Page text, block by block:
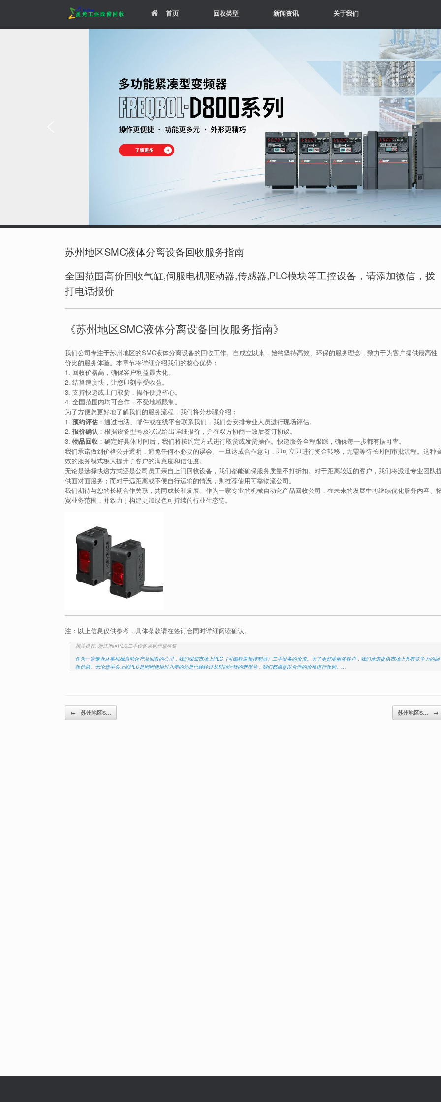
首页 回收类型 新闻资讯 关于我们
苏州地区SMC液体分离设备回收服务指南
全国范围高价回收气缸,伺服电机驱动器,传感器,PLC模块等工控设备，请添加微信，拨
打电话报价
《苏州地区SMC液体分离设备回收服务指南》
我们公司专注于苏州地区的SMC液体分离设备的回收工作。自成立以来，始终坚持高效、环保的服务理念，致力于为客户提供最高性
价比的服务体验。本章节将详细介绍我们的核心优势：
1. 回收价格高，确保客户利益最大化。
2. 结算速度快，让您即刻享受收益。
3. 支持快递或上门取货，操作便捷省心。
4. 全国范围内均可合作，不受地域限制。
为了方便您更好地了解我们的服务流程，我们将分步骤介绍：
1. 预约评估 ：通过电话、邮件或在线平台联系我们，我们会安排专业人员进行现场评估。
2. 报价确认 ：根据设备型号及状况给出详细报价，并在双方协商一致后签订协议。
3. 物品回收 ：确定好具体时间后，我们将按约定方式进行取货或发货操作。快递服务全程跟踪，确保每一步都有据可查。
我们承诺做到价格公开透明，避免任何不必要的误会。一旦达成合作意向，即可立即进行资金转移，无需等待长时间审批流程。这种
效的服务模式极大提升了客户的满意度和信任度。
无论是选择快递方式还是公司员工亲自上门回收设备，我们都能确保服务质量不打折扣。对于距离较近的客户，我们将派遣专业团队
供面对面服务；而对于远距离或不便自行运输的情况，则推荐使用可靠物流公司。
我们期待与您的长期合作关系，共同成长和发展。作为一家专业的机械自动化产品回收公司，在未来的发展中将继续优化服务内容、
宽业务范围，并致力于构建更加绿色可持续的行业生态链。
注：以上信息仅供参考，具体条款请在签订合同时详细阅读确认。
相关推荐: 浙江地区PLC二手设备采购信息征集
作为一家专业从事机械自动化产品回收的公司，我们深知市场上PLC（可编程逻辑控制器）二手设备的价值。为了更好地服务客户，我们承诺提供市场上具有竞争力的回
收价格。无论您手头上的PLC是刚刚使用过几年的还是已经经过长时间运转的老型号，我们都愿意以合理的价格进行收购。…
Post navigation
← 苏州地区S… 苏州地区S… →